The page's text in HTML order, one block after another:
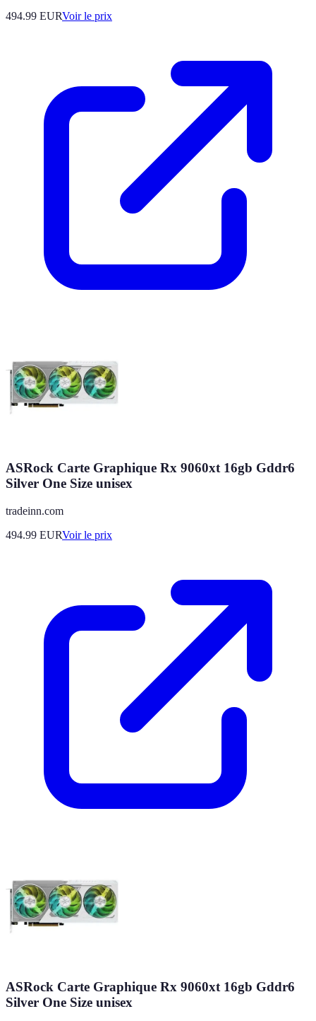
494.99 EURVoir le prix
ASRock Carte Graphique Rx 9060xt 16gb Gddr6
Silver One Size unisex
tradeinn.com
494.99 EURVoir le prix
ASRock Carte Graphique Rx 9060xt 16gb Gddr6
Silver One Size unisex